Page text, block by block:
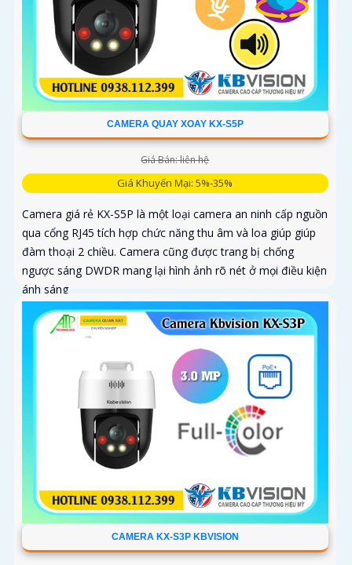
CAMERA QUAY XOAY KX-S5P
Giá Bán: liên hệ
Giá Khuyến Mại: 5%-35%
Camera giá rẻ KX-S5P là một loại camera an ninh cấp nguồn
qua cổng RJ45 tích hợp chức năng thu âm và loa giúp giúp
đàm thoại 2 chiều. Camera cũng được trang bị chống
ngược sáng DWDR mang lại hình ảnh rõ nét ở mọi điều kiện
ánh sáng
CAMERA KX-S3P KBVISION